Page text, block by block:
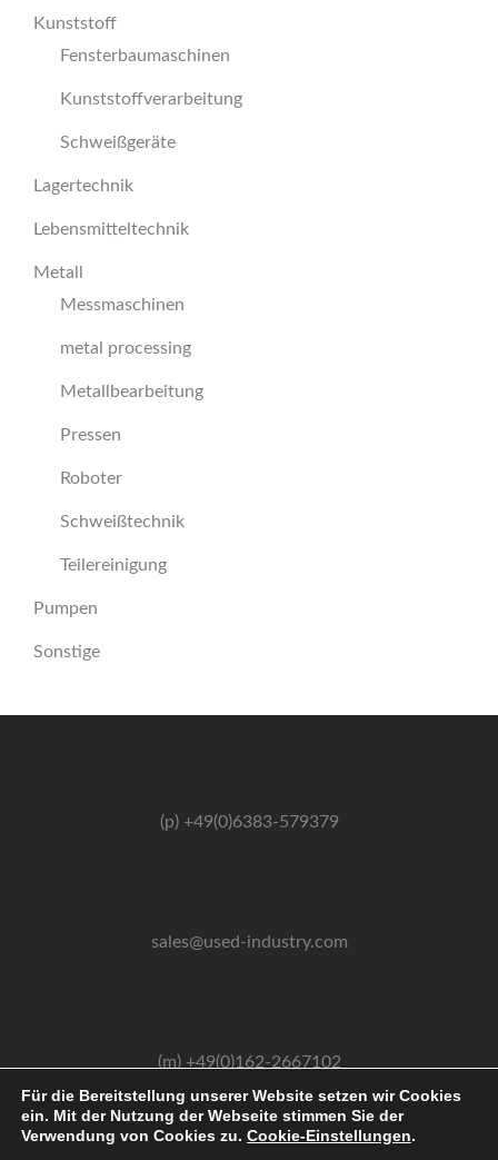
Kunststoff
Fensterbaumaschinen
Kunststoffverarbeitung
Schweißgeräte
Lagertechnik
Lebensmitteltechnik
Metall
Messmaschinen
metal processing
Metallbearbeitung
Pressen
Roboter
Schweißtechnik
Teilereinigung
Pumpen
Sonstige
(p) +49(0)6383-579379
sales@used-industry.com
(m) +49(0)162-2667102
Für die Bereitstellung unserer Website setzen wir Cookies
ein. Mit der Nutzung der Webseite stimmen Sie der
Verwendung von Cookies zu. Cookie-Einstellungen.